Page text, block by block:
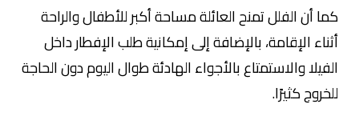
كما أن الفلل تمنح العائلة مساحة أكبر للأطفال والراحة
أثناء الإقامة، بالإضافة إلى إمكانية طلب الإفطار داخل
الفيلا والاستمتاع بالأجواء الهادئة طوال اليوم دون الحاجة
للخروج كثيرًا.